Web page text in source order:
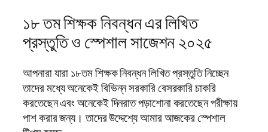
১৮ তম শিক্ষক নিবন্ধন এর লিখিত
প্রস্তুতি ও স্পেশাল সাজেশন ২০২৫
আপনারা যারা ১৮তম শিক্ষক নিবন্ধন লিখিত প্রস্তুতি নিচ্ছেন
তাদের মধ্যে অনেকেই বিভিন্ন সরকারি বেসরকারি চাকরি
করতেছেন এবং অনেকেই দিনরাত পড়াশোনা করতেছেন পরীক্ষায়
পাশ করার জন্য। তাদের উদ্দেশ্যে আমার আজকের স্পেশাল